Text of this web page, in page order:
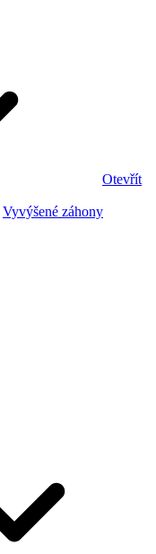
Otevřít
Vyvýšené záhony